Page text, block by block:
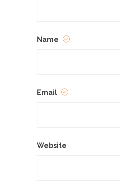
Name
Email
Website